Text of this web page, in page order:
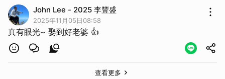
John Lee - 2025 李豐盛
2025年11月05日08:58
真有眼光~ 娶到好老婆 👍
查看更多